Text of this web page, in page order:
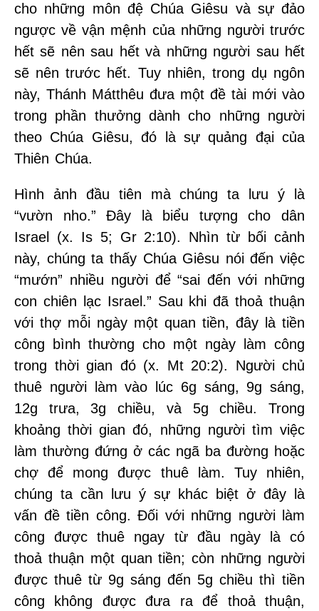
cho những môn đệ Chúa Giêsu và sự đảo
ngược về vận mệnh của những người trước
hết sẽ nên sau hết và những người sau hết
sẽ nên trước hết. Tuy nhiên, trong dụ ngôn
này, Thánh Mátthêu đưa một đề tài mới vào
trong phần thưởng dành cho những người
theo Chúa Giêsu, đó là sự quảng đại của
Thiên Chúa.
Hình ảnh đầu tiên mà chúng ta lưu ý là
“vườn nho.” Đây là biểu tượng cho dân
Israel (x. Is 5; Gr 2:10). Nhìn từ bối cảnh
này, chúng ta thấy Chúa Giêsu nói đến việc
“mướn” nhiều người để “sai đến với những
con chiên lạc Israel.” Sau khi đã thoả thuận
với thợ mỗi ngày một quan tiền, đây là tiền
công bình thường cho một ngày làm công
trong thời gian đó (x. Mt 20:2). Người chủ
thuê người làm vào lúc 6g sáng, 9g sáng,
12g trưa, 3g chiều, và 5g chiều. Trong
khoảng thời gian đó, những người tìm việc
làm thường đứng ở các ngã ba đường hoặc
chợ để mong được thuê làm. Tuy nhiên,
chúng ta cần lưu ý sự khác biệt ở đây là
vấn đề tiền công. Đối với những người làm
công được thuê ngay từ đầu ngày là có
thoả thuận một quan tiền; còn những người
được thuê từ 9g sáng đến 5g chiều thì tiền
công không được đưa ra để thoả thuận,